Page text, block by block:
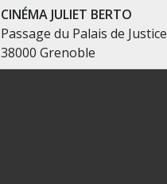
CINÉMA JULIET BERTO
Passage du Palais de Justice
38000 Grenoble